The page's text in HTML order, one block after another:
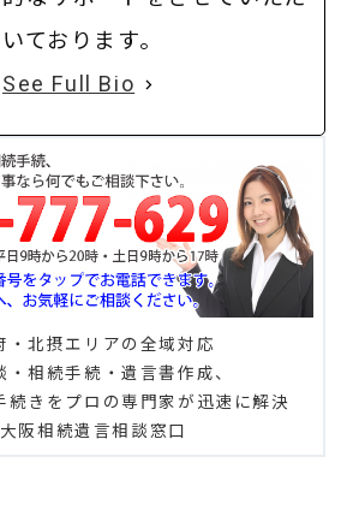
いております。
See Full Bio
・北摂エリアの全域対応
・相続手続・遺言書作成、
続きをプロの専門家が迅速に解決
阪相続遺言相談窓口